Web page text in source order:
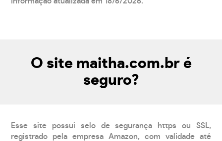
O site maitha.com.br é
seguro?
Esse site possui selo de segurança https ou SSL,
registrado pela empresa Amazon, com validade até